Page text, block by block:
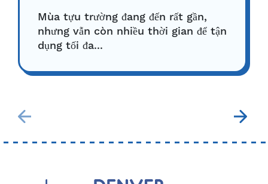
Mùa tựu trường đang đến rất gần,
nhưng vẫn còn nhiều thời gian để tận
dụng tối đa...